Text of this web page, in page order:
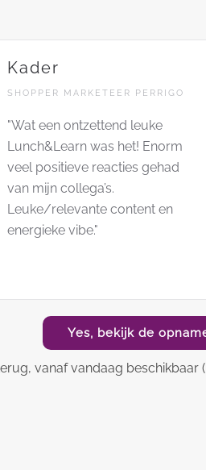
Kader
SHOPPER MARKETEER PERRIGO
"Wat een ontzettend leuke
Lunch&Learn was het! Enorm
veel positieve reacties gehad
van mijn collega’s.
Leuke/relevante content en
energieke vibe."
Yes, bekijk de
vanaf vandaag beschikbaar